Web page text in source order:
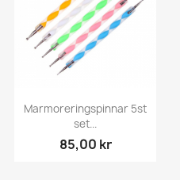
Marmoreringspinnar 5st
set...
85,00 kr